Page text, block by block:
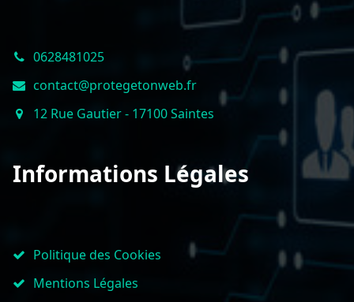
0628481025
contact@protegetonweb.fr
12 Rue Gautier - 17100 Saintes
Informations Légales
Politique des Cookies
Mentions Légales